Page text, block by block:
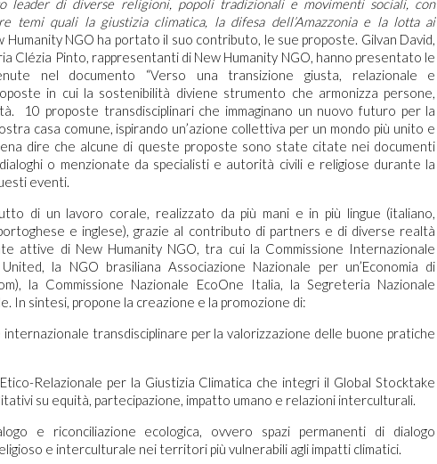
leader di diverse religioni, popoli tradizionali e movimenti sociali, con
temi quali la giustizia climatica, la difesa dell’Amazzonia e la lotta ai
Humanity NGO ha portato il suo contributo, le sue proposte. Gilvan David,
Clézia Pinto, rappresentanti di New Humanity NGO, hanno presentato le
nel documento “Verso una transizione giusta, relazionale e
in cui la sostenibilità diviene strumento che armonizza persone,
10 proposte transdisciplinari che immaginano un nuovo futuro per la
casa comune, ispirando un’azione collettiva per un mondo più unito e
dire che alcune di queste proposte sono state citate nei documenti
o menzionate da specialisti e autorità civili e religiose durante la
eventi.
di un lavoro corale, realizzato da più mani e in più lingue (italiano,
e inglese), grazie al contributo di partners e di diverse realtà
attive di New Humanity NGO, tra cui la Commissione Internazionale
United, la NGO brasiliana Associazione Nazionale per un’Economia di
la Commissione Nazionale EcoOne Italia, la Segreteria Nazionale
In sintesi, propone la creazione e la promozione di:
internazionale transdisciplinare per la valorizzazione delle buone pratiche
Relazionale per la Giustizia Climatica che integri il Global Stocktake
su equità, partecipazione, impatto umano e relazioni interculturali.
e riconciliazione ecologica, ovvero spazi permanenti di dialogo
e interculturale nei territori più vulnerabili agli impatti climatici.